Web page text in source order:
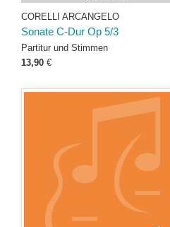
CORELLI ARCANGELO
Sonate C-Dur Op 5/3
Partitur und Stimmen
13,90 €